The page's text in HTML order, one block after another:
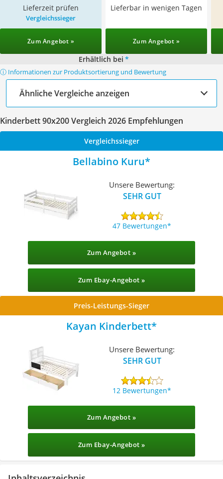
Lieferzeit prüfen Lieferbar in wenigen Tagen
Vergleichssieger
Zum Angebot » Zum Angebot »
Erhältlich bei *
ⓘ Informationen zur Produktsortierung und Bewertung
Ähnliche Vergleiche anzeigen
Kinderbett 90x200 Vergleich 2026 Empfehlungen
Vergleichssieger
Bellabino Kuru
Unsere Bewertung:
SEHR GUT
47 Bewertungen
Zum Angebot »
Zum Ebay-Angebot »
Preis-Leistungs-Sieger
Kayan Kinderbett
Unsere Bewertung:
SEHR GUT
12 Bewertungen
Zum Angebot »
Zum Ebay-Angebot »